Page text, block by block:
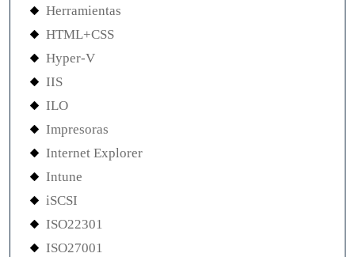
Herramientas
HTML+CSS
Hyper-V
IIS
ILO
Impresoras
Internet Explorer
Intune
iSCSI
ISO22301
ISO27001